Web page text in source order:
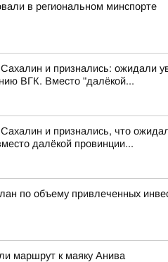
в региональном минспорте
и признались: ожидали
ВГК. Вместо "далёкой...
и признались, что
далёкой провинции...
по объему привлеченных
маршрут к маяку Анива